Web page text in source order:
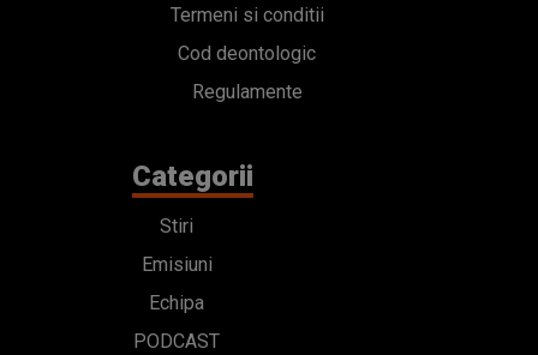
Termeni si conditii
Cod deontologic
Regulamente
Categorii
Stiri
Emisiuni
Echipa
PODCAST